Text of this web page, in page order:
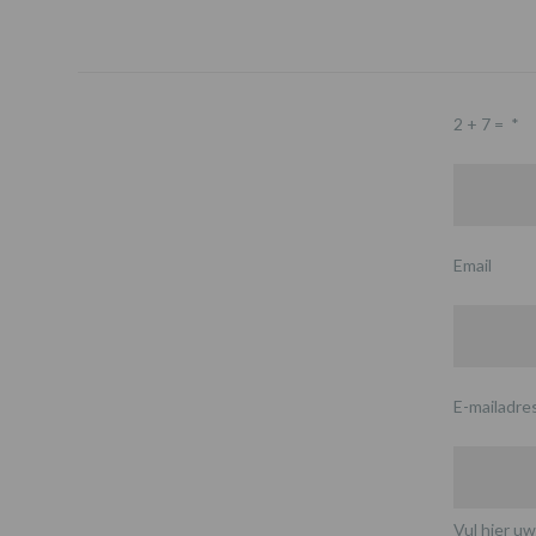
2 + 7 = *
Email
E-
Vul hier